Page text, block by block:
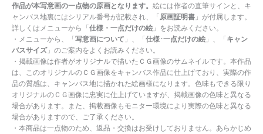
作品が本写意画の一点物の原画となります。 絵には作者の直筆サインと、キ
ャンバス地裏にはシリアル番号が記載され、「原画証明書 」が付属します。
詳しくはメニューから「仕様・一点だけの絵 」をお読みください。
・メニューから、「写意画について 」、「仕様･一点だけの絵 」、「キャン
バスサイズ」のご案内をよくお読みください。
・掲載画像は作者がオリジナルで描いたＣＧ画像のサムネイルです。本作品
は、このオリジナルのＣＧ画像をキャンバス作品に仕上げており、実際の作
品の質感は、キャンバス地に描かれた絵画様になります。色味もできる限り
オリジナルのＣＧ画像に忠実に仕上げていますが、掲載画像の色味と異なる
場合があります。また、掲載画像もモニター環境により実際の色味と異なる
場合がありますので、ご了承ください。
・本商品は一点物のため、返品・交換はお受けしておりません。あらかじめ